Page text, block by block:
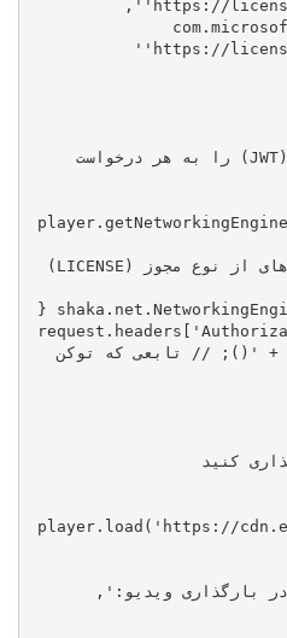
'https://
'https://
'
+
// تابعی که توکن
player.load( 'https://
بارگذاری ویدیو:'